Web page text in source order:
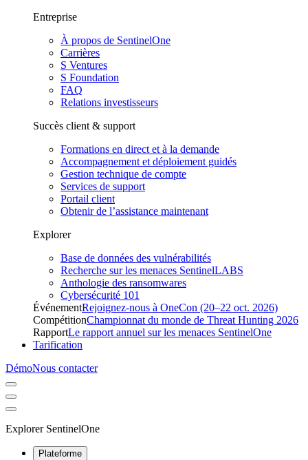
Entreprise
À propos de SentinelOne
Carrières
S Ventures
S Foundation
FAQ
Relations investisseurs
Succès client & support
Formations en direct et à la demande
Accompagnement et déploiement guidés
Gestion technique de compte
Services de support
Portail client
Obtenir de l’assistance maintenant
Explorer
Base de données des vulnérabilités
Recherche sur les menaces SentinelLABS
Anthologie des ransomwares
Cybersécurité 101
ÉvénementRejoignez-nous à OneCon (20–22 oct. 2026)
CompétitionChampionnat du monde de Threat Hunting 2026
RapportLe rapport annuel sur les menaces SentinelOne
Tarification
DémoNous contacter
Explorer SentinelOne
Plateforme